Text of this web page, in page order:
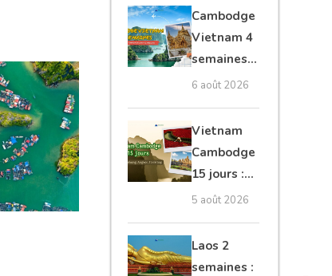
loop en
moto, Ninh
Binh, Lan
Cambodge
Vietnam 4
semaines :
Angkor,
secret &
Mékong
6 août 2026
Vietnam
Cambodge
15 jours :
Hanoi,
Angkor,
Tonlé Sap
5 août 2026
Laos 2
semaines :